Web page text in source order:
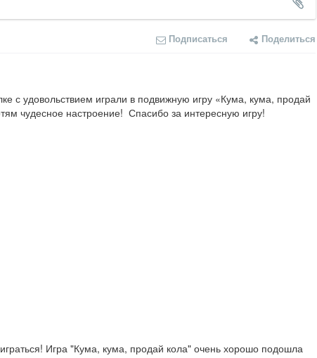
Подписаться Поделиться
с удовольствием играли в подвижную игру «Кума, кума, продай
чудесное настроение!  Спасибо за интересную игру!
Игра "Кума, кума, продай кола" очень хорошо подошла